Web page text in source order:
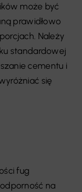
może być
prawidłowo
Należy
standardowej
cementu i
się
fug
na